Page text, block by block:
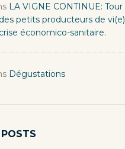
LA VIGNE CONTINUE: Tour
petits producteurs de vi(e)
économico-sanitaire.
Dégustations